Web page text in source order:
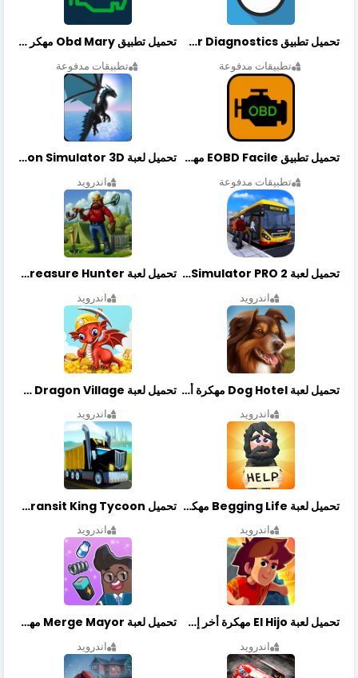
تحميل تطبيق OBDeleven Car Diagnostics مهكر أخر إصدار
تطبيقات مدفوعة
تحميل تطبيق Obd Mary مهكر أخر إصدار
تطبيقات مدفوعة
تحميل تطبيق EOBD Facile مهكر أخر إصدار
تطبيقات مدفوعة
تحميل لعبة Dragon Simulator 3D مهكرة أخر إصدار
اندرويد
تحميل لعبة Bus Simulator PRO 2 مهكرة أخر إصدار
اندرويد
تحميل لعبة Treasure Hunter مهكرة أخر إصدار
اندرويد
تحميل لعبة Dog Hotel مهكرة أخر إصدار
اندرويد
تحميل لعبة Dragon Village مهكرة أخر إصدار
اندرويد
تحميل لعبة Begging Life مهكرة أخر إصدار
اندرويد
تحميل Transit King Tycoon مهكرة أخر إصدار
اندرويد
تحميل لعبة El Hijo مهكرة أخر إصدار
اندرويد
تحميل لعبة Merge Mayor مهكرة أخر إصدار
اندرويد